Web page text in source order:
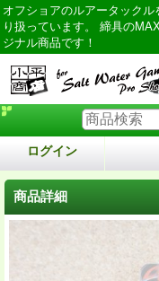
オフショアのルアータック
り扱っています。 締具の
ジナル商品です！
ログイン
商品詳細